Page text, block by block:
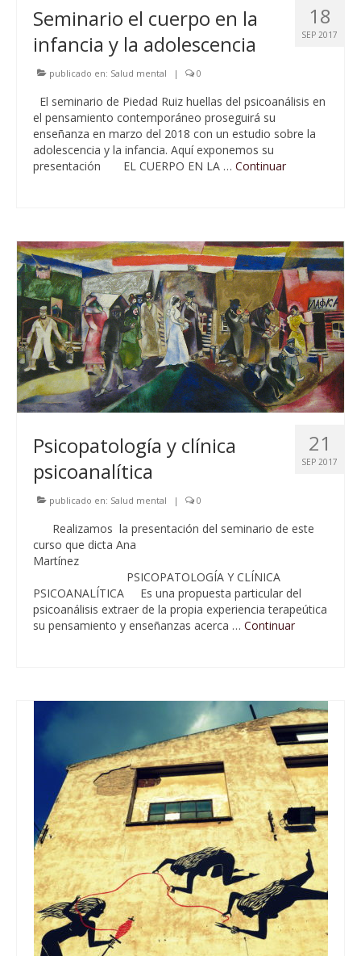
18
SEP 2017
Seminario el cuerpo en la
infancia y la adolescencia
publicado en: Salud mental | 0
El seminario de Piedad Ruiz huellas del psicoanálisis en
el pensamiento contemporáneo proseguirá su
enseñanza en marzo del 2018 con un estudio sobre la
adolescencia y la infancia. Aquí exponemos su
presentación EL CUERPO EN LA … Continuar
21
SEP 2017
Psicopatología y clínica
psicoanalítica
publicado en: Salud mental | 0
Realizamos la presentación del seminario de este
curso que dicta Ana
PSICOPATOLOGÍA Y CLÍNICA
PSICOANALÍTICA Es una propuesta particular del
psicoanálisis extraer de la propia experiencia terapeútica
su pensamiento y enseñanzas acerca … Continuar